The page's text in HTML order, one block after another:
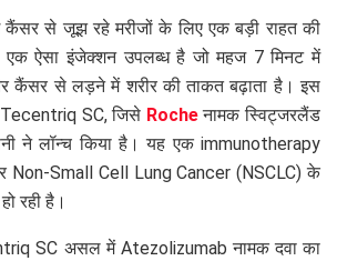
से जूझ रहे मरीजों के लिए एक बड़ी राहत की
ऐसा इंजेक्शन उपलब्ध है जो महज 7 मिनट में
कैंसर से लड़ने में शरीर की ताकत बढ़ाता है। इस
SC, जिसे Rocheनामक स्विट्जरलैंड
ने लॉन्च किया है। यह एक immunotherapy
Non-Small Cell Lung Cancer (NSCLC) के
रही है।
SC असल में Atezolizumab नामक दवा का